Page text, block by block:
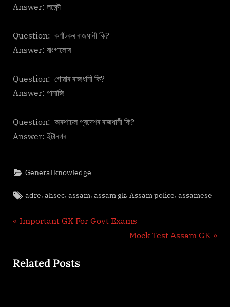
Answer: লক্ষ্ণৌ
Question: কৰ্ণাটকৰ ৰাজধানী কি?
Answer: বাংগালোৰ
Question: গোৱাৰ ৰাজধানী কি?
Answer: পানাজি
Question: অৰুণাচল প্ৰদেশৰ ৰাজধানী কি?
Answer: ইটানগৰ
General knowledge
Tags:
adre,ahsec,assam,assam gk, Assam police,assamese
Post
P
v
i
Important GK For Govt Exams
N
t
Mock Test Assam GK
Related Posts